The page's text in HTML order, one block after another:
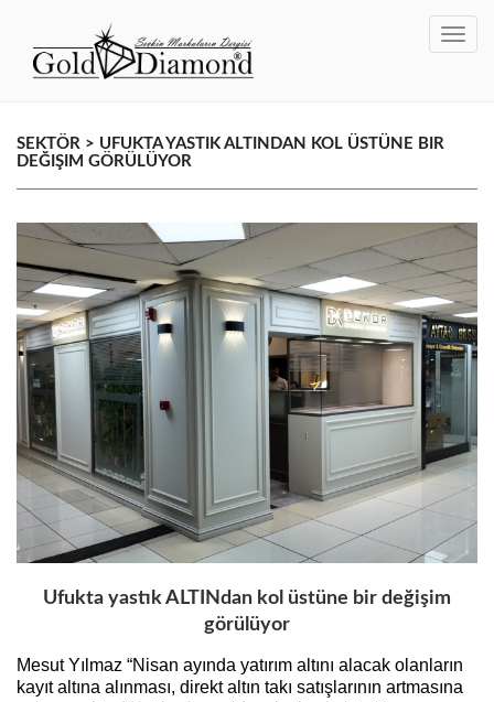
SEKTÖR > UFUKTA YASTIK ALTINDAN KOL ÜSTÜNE BIR
DEĞIŞIM GÖRÜLÜYOR
Ufukta yastık ALTINdan kol üstüne bir değişim
görülüyor
Mesut Yılmaz “Nisan ayında yatırım altını alacak olanların
kayıt altına alınması, direkt altın takı satışlarının artmasına